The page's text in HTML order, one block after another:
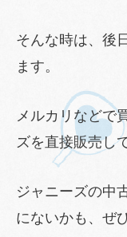
そんな時は、後
ます。
メルカリなどで
ズを直接販売し
ジャニーズの中
にないかも、ぜ